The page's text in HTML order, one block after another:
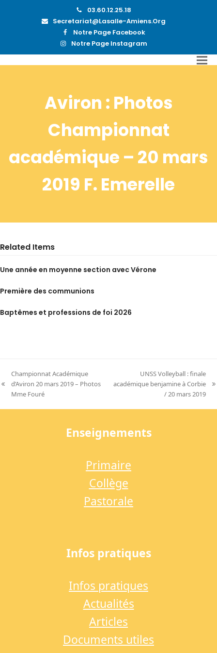
03.60.12.25.18
Secretariat@lasalle-Amiens.org
Notre Page Facebook
Notre Page Instagram
Aviron : Photos
Championnat
académique – 20 mars
2019 F. Emerelle
Related Items
Une année en moyenne section avec Vérone
Première des communions
Baptêmes et professions de foi 2026
previous
post:
Championnat Académique
d’Aviron 20 mars 2019 – Photos
Mme Fouré
next
UNSS Volleyball : finale
académique benjamine à Corbie
/ 20 mars 2019
Enseignements
Primaire
Collège
Pastorale
Infos pratiques
Infos pratiques
Actualités
Articles
Documents utiles